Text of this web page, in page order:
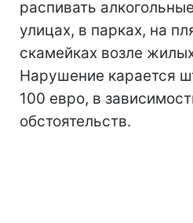
распивать
улицах, в парках, на
скамейках возле
Нарушение карается
100 евро, в
обстоятельств.